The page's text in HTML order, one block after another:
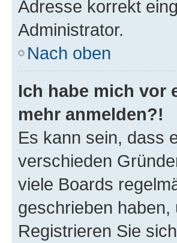
Adresse korrekt
Administrator.
Nach oben
Ich habe mich vor
mehr anmelden?!
Es kann sein, dass
verschieden
viele Boards
geschrieben
Registrieren Sie